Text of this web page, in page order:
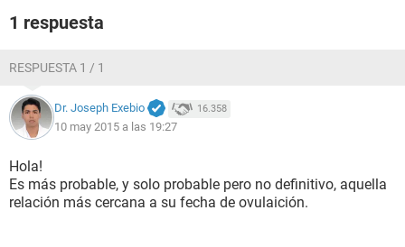
1 respuesta
RESPUESTA 1 / 1
Dr. Joseph Exebio 16.358
10 may 2015 a las 19:27
Hola!
Es más probable, y solo probable pero no definitivo, aquella
relación más cercana a su fecha de ovulaición.